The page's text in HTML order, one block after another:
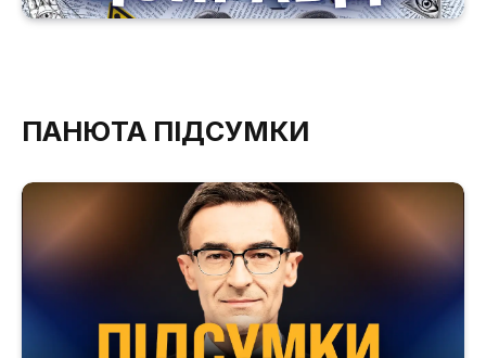
ПАНЮТА ПІДСУМКИ